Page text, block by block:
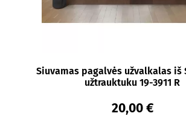
Siuvamas pagalvės užvalkalas iš
užtrauktuku 19-3911 R
20,00 €